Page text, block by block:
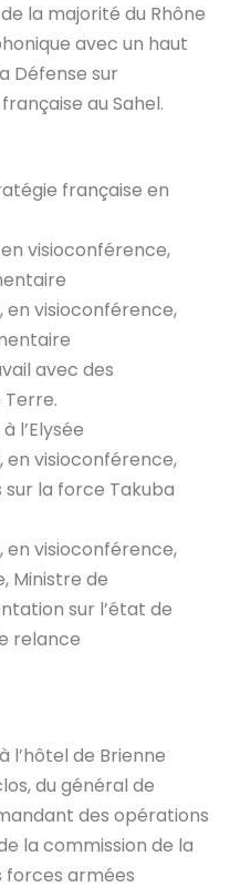
la majorité du Rhône
avec un haut
Défense sur
au Sahel.
française en
visioconférence,
en visioconférence,
avec des
Terre.
l’Elysée
en visioconférence,
la force Takuba
en visioconférence,
Ministre de
sur l’état de
relance
l’hôtel de Brienne
du général de
des opérations
la commission de la
forces armées